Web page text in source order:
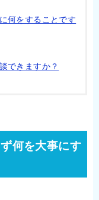
何をすることです
できますか？
何を大事にす